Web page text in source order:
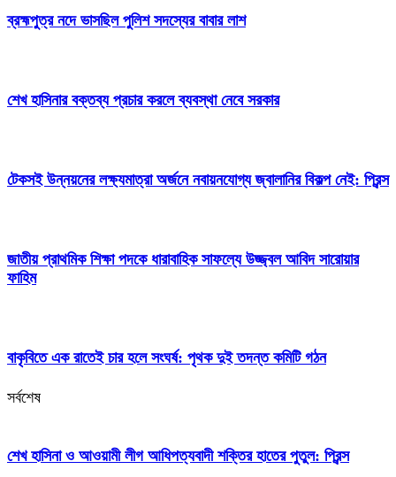
ব্রহ্মপুত্র নদে ভাসছিল পুলিশ সদস্যের বাবার লাশ
শেখ হাসিনার বক্তব্য প্রচার করলে ব্যবস্থা নেবে সরকার
টেকসই উন্নয়নের লক্ষ্যমাত্রা অর্জনে নবায়নযোগ্য জ্বালানির বিকল্প নেই: প্রিন্স
জাতীয় প্রাথমিক শিক্ষা পদকে ধারাবাহিক সাফল্যে উজ্জ্বল আবিদ সারোয়ার
ফাহিম
বাকৃবিতে এক রাতেই চার হলে সংঘর্ষ: পৃথক দুই তদন্ত কমিটি গঠন
সর্বশেষ
শেখ হাসিনা ও আওয়ামী লীগ আধিপত্যবাদী শক্তির হাতের পুতুল: প্রিন্স